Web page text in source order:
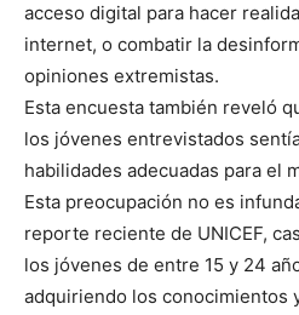
acceso digital para hacer
internet, o combatir la
opiniones extremistas.
Esta encuesta también reveló
los jóvenes entrevistados
habilidades adecuadas para el
Esta preocupación no es
reporte reciente de UNICEF,
los jóvenes de entre 15 y 24
adquiriendo los conocimientos